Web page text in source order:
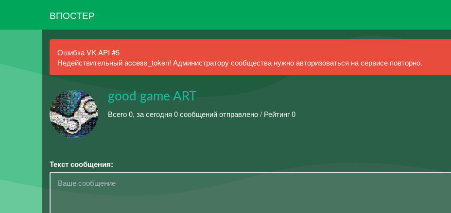
ВПОСТЕР
Ошибка VK API #5
Недействительный access_token! Администратору сообщества нужно авторизоваться на сервисе повторно.
good game ART
Всего 0, за сегодня 0 сообщений отправлено / Рейтинг 0
Текст сообщения: